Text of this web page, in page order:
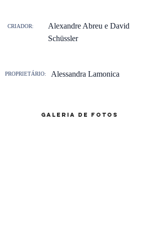
Alexandre Abreu e David
Schüssler
CRIADOR:
PROPRIETÁRIO: Alessandra Lamonica
galeria de fotos